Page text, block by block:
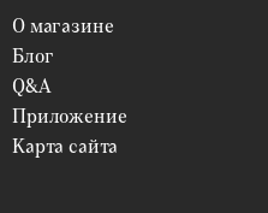
О магазине
Блог
Q&A
Приложение
Карта сайта